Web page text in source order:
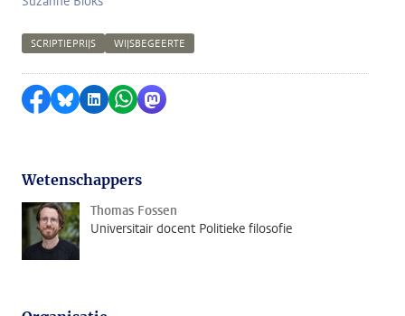
SCRIPTIEPRIJS WIJSBEGEERTE
Delen op Facebook
Delen via Bluesky
Delen op LinkedIn
Delen via WhatsApp
Delen via Mastodon
Wetenschappers
Thomas Fossen
Universitair docent Politieke filosofie